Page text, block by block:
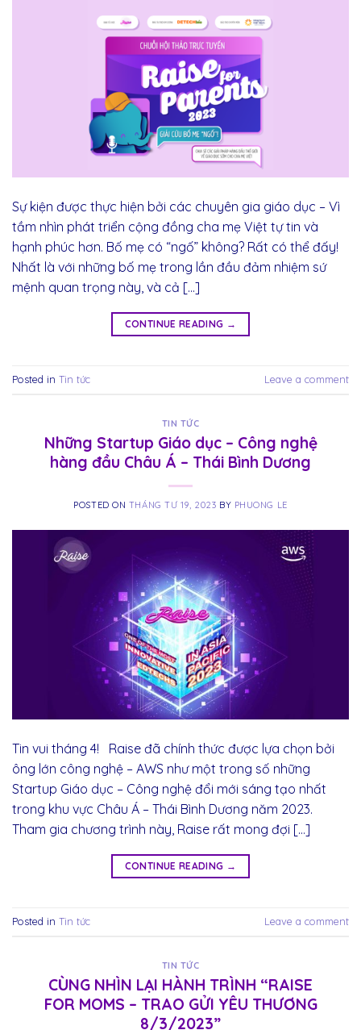
Sự kiện được thực hiện bởi các chuyên gia giáo dục – Vì
tầm nhìn phát triển cộng đồng cha mẹ Việt tự tin và
hạnh phúc hơn. Bố mẹ có “ngố” không? Rất có thể đấy!
Nhất là với những bố mẹ trong lần đầu đảm nhiệm sứ
mệnh quan trọng này, và cả […]
CONTINUE READING →
Posted in Tin tức Leave a comment
TIN TỨC
Những Startup Giáo dục – Công nghệ
hàng đầu Châu Á – Thái Bình Dương
POSTED ON THÁNG TƯ 19, 2023 BY PHUONG LE
Tin vui tháng 4! Raise đã chính thức được lựa chọn bởi
ông lớn công nghệ – AWS như một trong số những
Startup Giáo dục – Công nghệ đổi mới sáng tạo nhất
trong khu vực Châu Á – Thái Bình Dương năm 2023.
Tham gia chương trình này, Raise rất mong đợi […]
CONTINUE READING →
Posted in Tin tức Leave a comment
TIN TỨC
CÙNG NHÌN LẠI HÀNH TRÌNH “RAISE
FOR MOMS – TRAO GỬI YÊU THƯƠNG
8/3/2023”